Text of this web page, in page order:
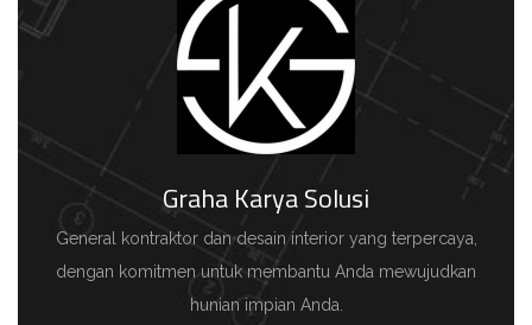
Graha Karya Solusi
General kontraktor dan desain interior yang terpercaya,
dengan komitmen untuk membantu Anda mewujudkan
hunian impian Anda.